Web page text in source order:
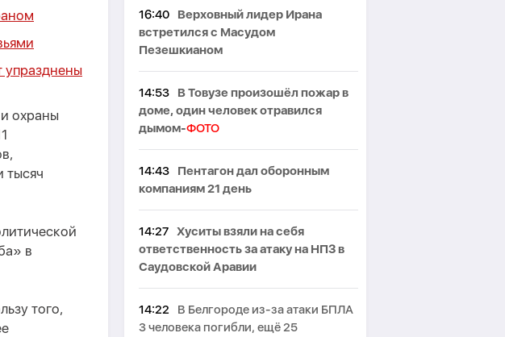
охраны
тысяч
в
того,
16:40
Верховный лидер Ирана
встретился с Масудом
Пезешкианом
14:53
В Товузе произошёл пожар в
доме, один человек отравился
дымом-ФОТО
14:43
Пентагон дал оборонным
компаниям 21 день
14:27 Хуситы взяли на себя
ответственность за атаку на НПЗ в
Саудовской Аравии
14:22
В Белгороде из-за атаки БПЛА
3 человека погибли, ещё 25